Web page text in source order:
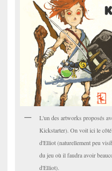
L'un des artworks proposés
Kickstarter). On voit ici le
d'Elliot (naturellement peu
du jeu où il faudra avoir
d'Elliot).